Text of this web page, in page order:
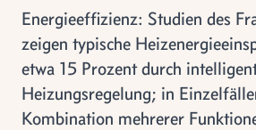
Energieeffizienz: Studien des
zeigen typische
etwa 15 Prozent durch
Heizungsregelung; in
Kombination mehrerer